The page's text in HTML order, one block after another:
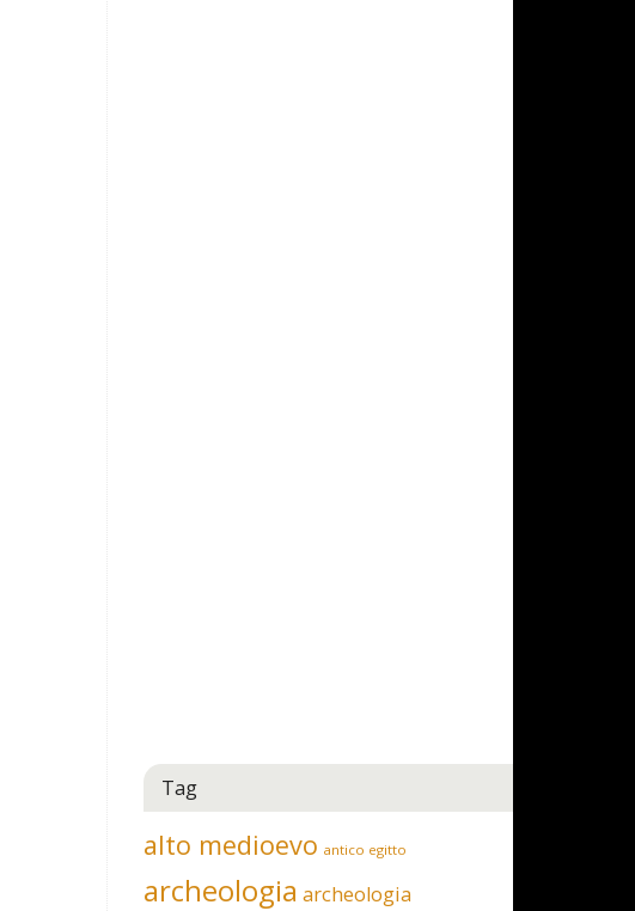
Tag
alto medioevo antico egitto
archeologia archeologia